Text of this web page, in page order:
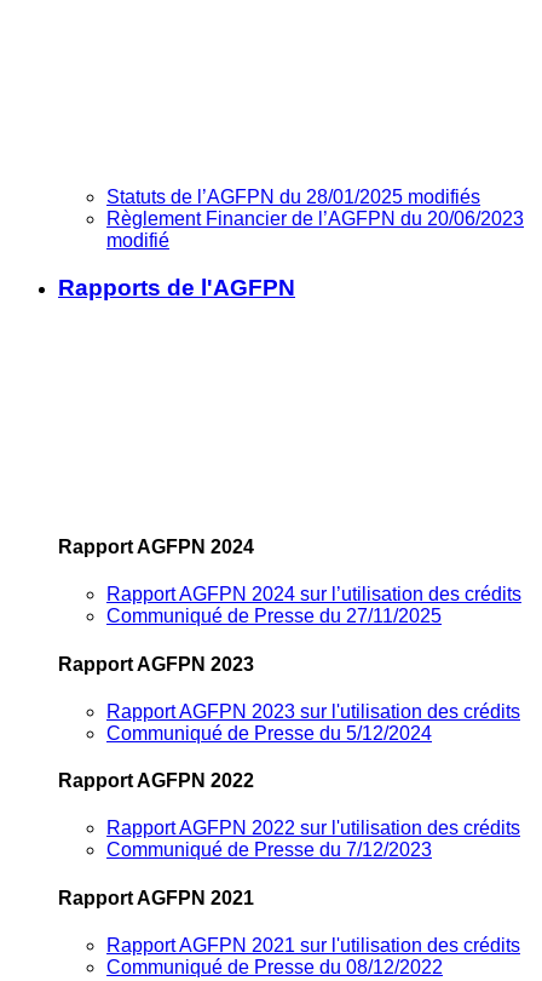
Statuts de l’AGFPN du 28/01/2025 modifiés
Règlement Financier de l’AGFPN du 20/06/2023
modifié
Rapports de l'AGFPN
Rapport AGFPN 2024
Rapport AGFPN 2024 sur l’utilisation des crédits
Communiqué de Presse du 27/11/2025
Rapport AGFPN 2023
Rapport AGFPN 2023 sur l'utilisation des crédits
Communiqué de Presse du 5/12/2024
Rapport AGFPN 2022
Rapport AGFPN 2022 sur l'utilisation des crédits
Communiqué de Presse du 7/12/2023
Rapport AGFPN 2021
Rapport AGFPN 2021 sur l'utilisation des crédits
Communiqué de Presse du 08/12/2022